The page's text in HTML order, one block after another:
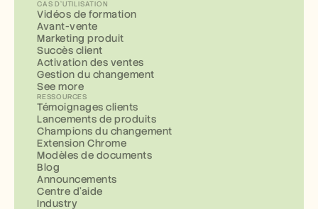
CAS D'UTILISATION
Vidéos de formation
Avant-vente
Marketing produit
Succès client
Activation des ventes
Gestion du changement
See more
RESSOURCES
Témoignages clients
Lancements de produits
Champions du changement
Extension Chrome
Modèles de documents
Blog
Announcements
Centre d'aide
Industry